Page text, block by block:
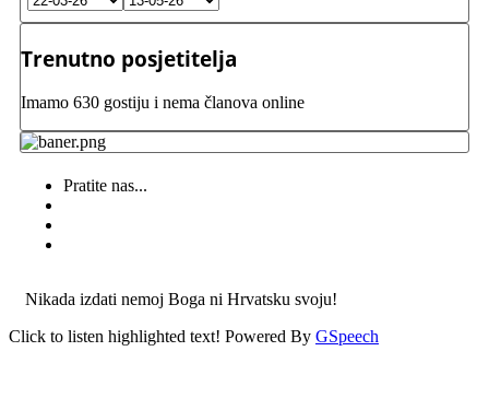
Trenutno posjetitelja
Imamo 630 gostiju i nema članova online
Pratite nas...
Nikada izdati nemoj Boga ni Hrvatsku svoju!
Click to listen highlighted text! Powered By GSpeech